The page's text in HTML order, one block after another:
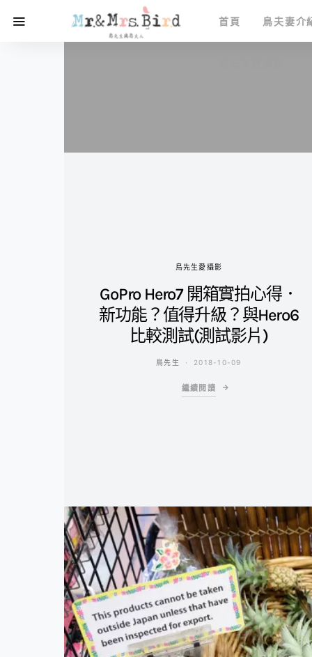
首頁 鳥夫妻介
鳥先生愛攝影
GoPro Hero7 開箱實拍心得．
新功能？值得升級？與Hero6
比較測試(測試影片)
鳥先生 2018-10-09
繼續閱讀